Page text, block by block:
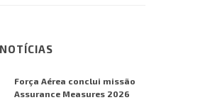
Força Aérea conclui missão
Assurance Measures 2026